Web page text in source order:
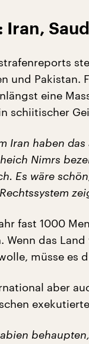
und Pakistan.
eine
schiitischer
Iran haben
Nimrs
Es wäre
fast 1000
Wenn das
müsse es
aber